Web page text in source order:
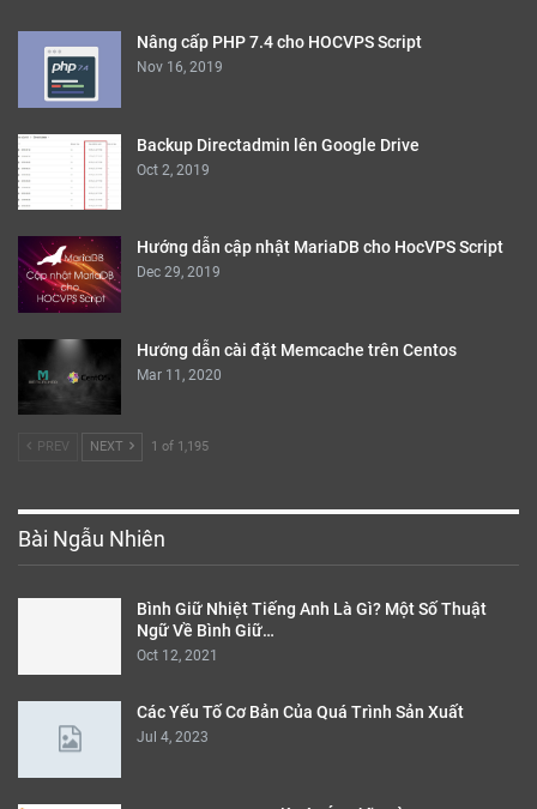
Nâng cấp PHP 7.4 cho HOCVPS Script
Nov 16, 2019
Backup Directadmin lên Google Drive
Oct 2, 2019
Hướng dẫn cập nhật MariaDB cho HocVPS Script
Dec 29, 2019
Hướng dẫn cài đặt Memcache trên Centos
Mar 11, 2020
PREV NEXT 1 of 1,195
Bài Ngẫu Nhiên
Bình Giữ Nhiệt Tiếng Anh Là Gì? Một Số Thuật
Ngữ Về Bình Giữ…
Oct 12, 2021
Các Yếu Tố Cơ Bản Của Quá Trình Sản Xuất
Jul 4, 2023